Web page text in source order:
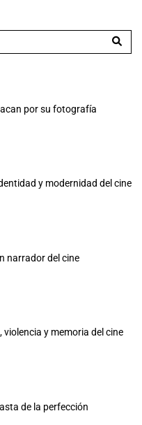
por su fotografía
y modernidad del cine
narrador del cine
y memoria del cine
de la perfección